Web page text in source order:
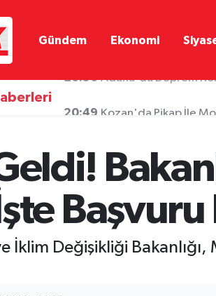
Gündem Ekonomi
Başvuru
İklim Değişikliği